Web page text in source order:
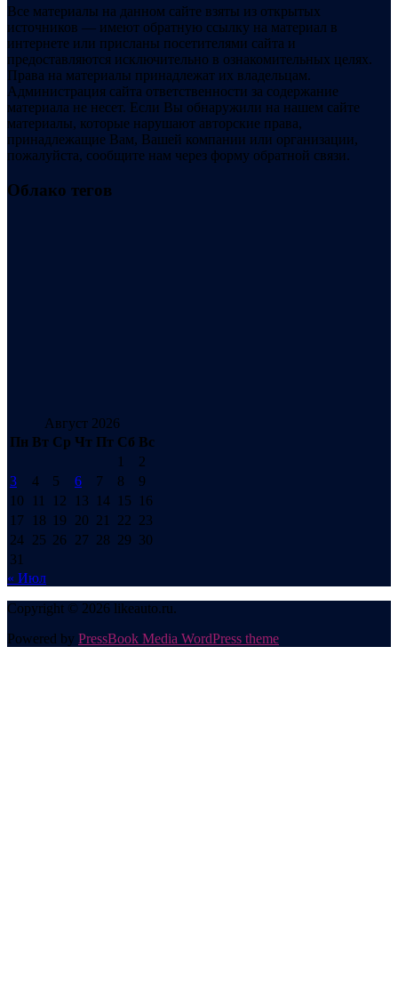
Все материалы на данном сайте взяты из открытых
источников — имеют обратную ссылку на материал в
интернете или присланы посетителями сайта и
предоставляются исключительно в ознакомительных целях.
Права на материалы принадлежат их владельцам.
Администрация сайта ответственности за содержание
материала не несет. Если Вы обнаружили на нашем сайте
материалы, которые нарушают авторские права,
принадлежащие Вам, Вашей компании или организации,
пожалуйста, сообщите нам через форму обратной связи.
Облако тегов
Август 2026
Пн Вт Ср Чт Пт Сб Вс
1
2
3
4 5 6 7 8
9
10
11 12 13 14 15
16
17
18 19 20 21 22 23
24 25 26 27 28 29 30
31
« Июл
Copyright © 2026 likeauto.ru.
Powered by PressBook Media WordPress theme